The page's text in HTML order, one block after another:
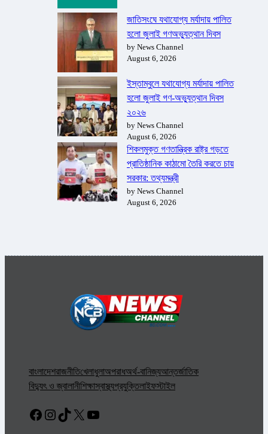
জাতিসংঘে যথাযোগ্য মর্যাদায় পালিত
হলো জুলাই গণঅভ্যুত্থান দিবস
by News Channel
August 6, 2026
ইস্তাম্বুলে যথাযোগ্য মর্যাদায় পালিত
হলো জুলাই গণ-অভ্যুত্থান দিবস
২০২৬
by News Channel
August 6, 2026
শিকলমুক্ত গণতান্ত্রিক রাষ্ট্র গড়তে
প্রাতিষ্ঠানিক কাঠামো তৈরি করতে চায়
সরকার: তথ্যমন্ত্রী
by News Channel
August 6, 2026
বাংলাদেশরাজনীতিখেলাধুলাঅপরাধঅর্থ-বানিজ্যআন্তর্জাতিক
বিদ্যুৎ ও জ্বালানীশিক্ষাস্বাস্থ্যপ্রযুক্তিলাইফস্টাইল
Facebook
Instagram
TikTok
X YouTube